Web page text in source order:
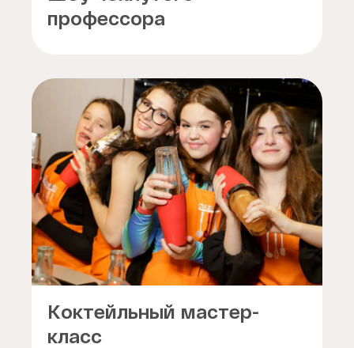
профессора
Коктейльный мастер-
класс